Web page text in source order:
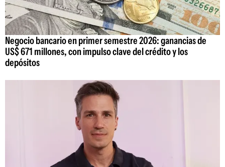
Negocio bancario en primer semestre 2026: ganancias de
US$ 671 millones, con impulso clave del crédito y los
depósitos